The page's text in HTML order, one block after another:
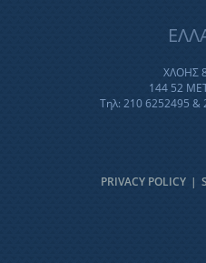
ΧΛΟΗΣ
144 52
Τηλ: 210 6252495 &
PRIVACY POLICY |